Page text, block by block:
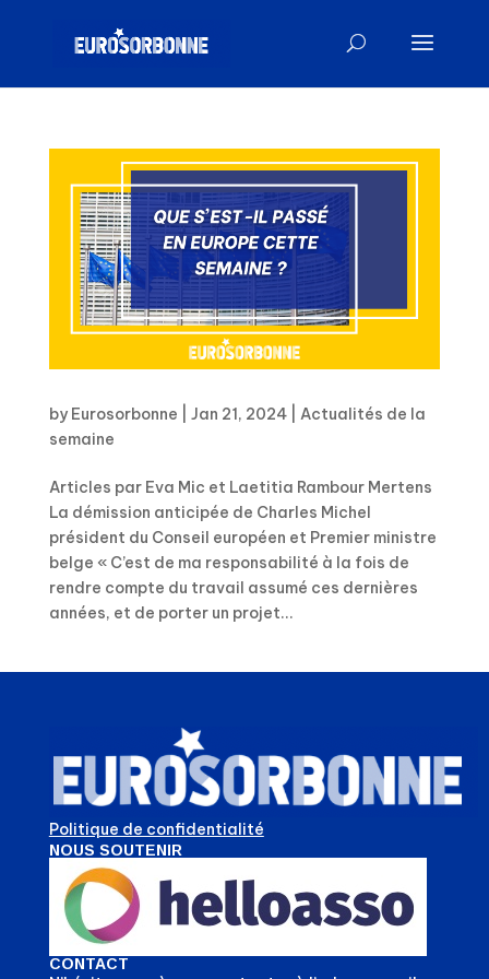
by Eurosorbonne Jan 21, 2024| Actualités de la
semaine
Articles par Eva Mic et Laetitia Rambour Mertens
La démission anticipée de Charles Michel
président du Conseil européen et Premier ministre
belge « C’est de ma responsabilité à la fois de
rendre compte du travail assumé ces dernières
années, et de porter un projet...
Politique de confidentialité
NOUS SOUTENIR
CONTACT